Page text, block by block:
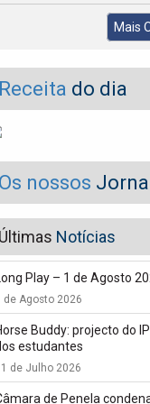
Mais
do dia
nossos
Notícias
Play – 1 de Agosto
de Agosto 2026
Buddy: projecto do
estudantes
de Julho 2026
de Penela